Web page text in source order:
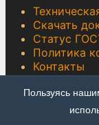
Скачать
Статус
Политика
Контакты
© shpilka-
Пользуясь